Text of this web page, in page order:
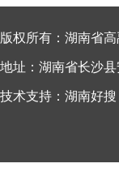
版权所有：湖南省
地址：湖南省长沙
技术支持： 湖南好搜